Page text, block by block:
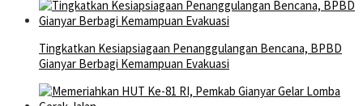
Tingkatkan Kesiapsiagaan Penanggulangan Bencana, BPBD
Gianyar Berbagi Kemampuan Evakuasi